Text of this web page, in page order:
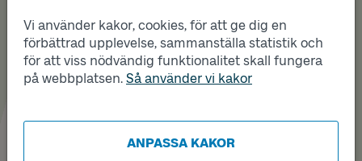
Vi använder kakor, cookies, för att ge dig en
förbättrad upplevelse, sammanställa statistik och
för att viss nödvändig funktionalitet skall fungera
på webbplatsen. Så använder vi kakor
ANPASSA KAKOR
Läge
A
Läge
B